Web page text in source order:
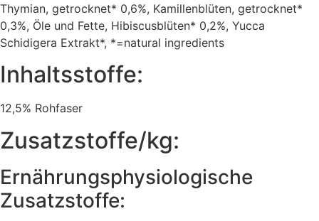
Thymian, getrocknet* 0,6%, Kamillenblüten, getrocknet*
0,3%, Öle und Fette, Hibiscusblüten* 0,2%, Yucca
Schidigera Extrakt*, *=natural ingredients
Inhaltsstoffe:
12,5% Rohfaser
Zusatzstoffe/kg:
Ernährungsphysiologische
Zusatzstoffe: